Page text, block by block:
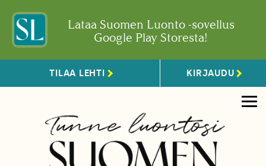
Lataa Suomen Luonto -sovellus
Google Play Storesta!
TILAA LEHTI KIRJAUDU